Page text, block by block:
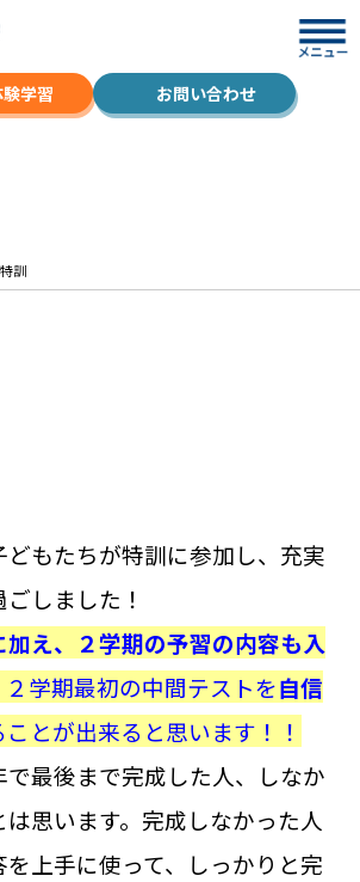
学習 お問い合わせ
訓
もたちが特訓に参加し、充実
しました！
加え、２学期の予習の内容も入
２学期最初の中間テストを自信
とが出来ると思います！！
で最後まで完成した人、しなか
は思います。完成しなかった人
上手に使って、しっかりと完